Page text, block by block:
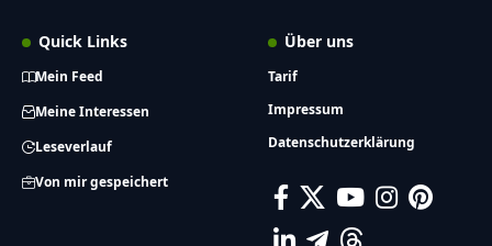
Quick Links
Mein Feed
Meine Interessen
Leseverlauf
Von mir gespeichert
Über uns
Tarif
Impressum
Datenschutzerklärung